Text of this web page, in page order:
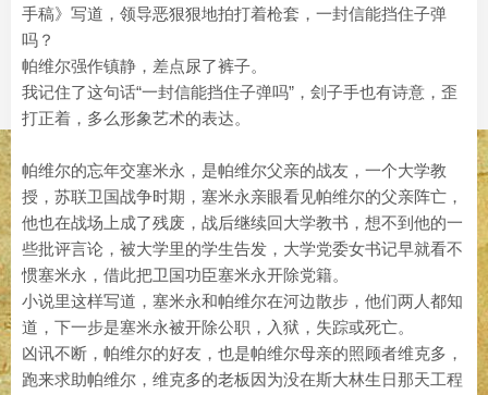
手稿》写道，领导恶狠狠地拍打着枪套，一封信能挡住子弹
吗？
帕维尔强作镇静，差点尿了裤子。
我记住了这句话“一封信能挡住子弹吗”，刽子手也有诗意，歪
打正着，多么形象艺术的表达。
帕维尔的忘年交塞米永，是帕维尔父亲的战友，一个大学教
授，苏联卫国战争时期，塞米永亲眼看见帕维尔的父亲阵亡，
他也在战场上成了残废，战后继续回大学教书，想不到他的一
些批评言论，被大学里的学生告发，大学党委女书记早就看不
惯塞米永，借此把卫国功臣塞米永开除党籍。
小说里这样写道，塞米永和帕维尔在河边散步，他们两人都知
道，下一步是塞米永被开除公职，入狱，失踪或死亡。
凶讯不断，帕维尔的好友，也是帕维尔母亲的照顾者维克多，
跑来求助帕维尔，维克多的老板因为没在斯大林生日那天工程